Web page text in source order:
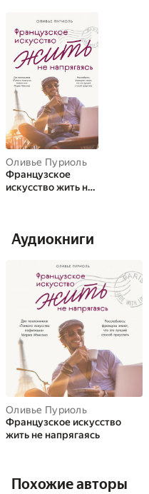
Оливье Пуриоль
Французское
искусство жить не
Аудиокниги
Оливье Пуриоль
Французское искусство
жить не напрягаясь
Похожие авторы